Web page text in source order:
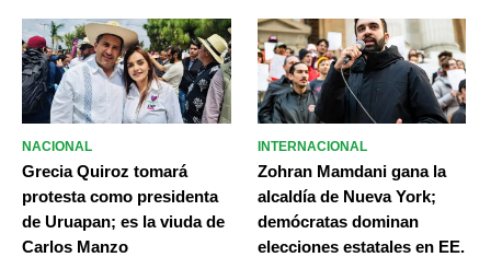
NACIONAL
Grecia Quiroz tomará
protesta como presidenta
de Uruapan; es la viuda de
Carlos Manzo
INTERNACIONAL
Zohran Mamdani gana la
alcaldía de Nueva York;
demócratas dominan
elecciones estatales en EE.